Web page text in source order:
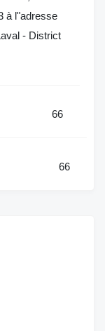
à l"adresse
- District
66
66